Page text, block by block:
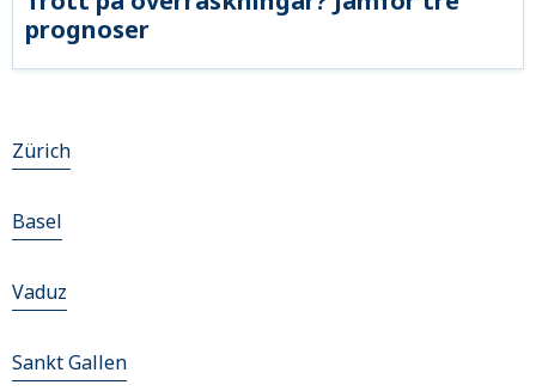
prognoser
Zürich
Basel
Vaduz
Sankt Gallen